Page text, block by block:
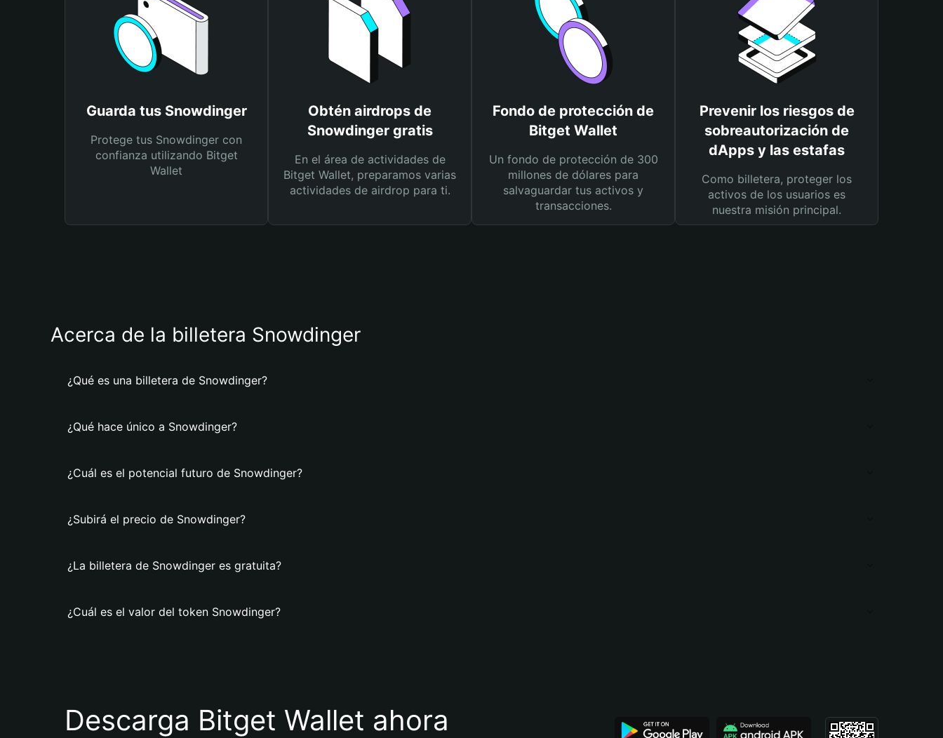
Guarda tus Snowdinger
Protege tus Snowdinger con
confianza utilizando Bitget
Wallet
Obtén airdrops de
Snowdinger gratis
En el área de actividades de
Bitget Wallet, preparamos varias
actividades de airdrop para ti.
Fondo de protección de
Bitget Wallet
Un fondo de protección de 300
millones de dólares para
salvaguardar tus activos y
transacciones.
Prevenir los riesgos de
sobreautorización de
dApps y las estafas
Como billetera, proteger los
activos de los usuarios es
nuestra misión principal.
Acerca de la billetera Snowdinger
¿Qué es una billetera de Snowdinger?
¿Qué hace único a Snowdinger?
¿Cuál es el potencial futuro de Snowdinger?
¿Subirá el precio de Snowdinger?
¿La billetera de Snowdinger es gratuita?
¿Cuál es el valor del token Snowdinger?
Descarga Bitget Wallet ahora